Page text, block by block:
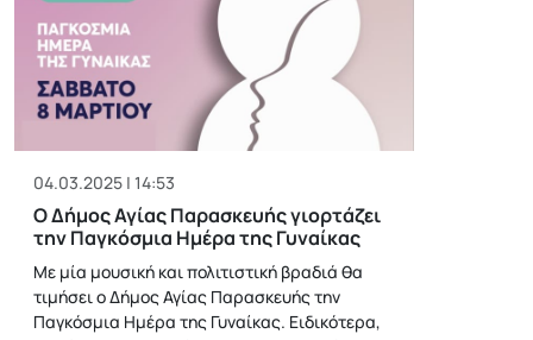
04.03.2025 | 14:53
Ο Δήμος Αγίας Παρασκευής γιορτάζει
την Παγκόσμια Ημέρα της Γυναίκας
Με μία μουσική και πολιτιστική βραδιά θα
τιμήσει ο Δήμος Αγίας Παρασκευής την
Παγκόσμια Ημέρα της Γυναίκας. Ειδικότερα,